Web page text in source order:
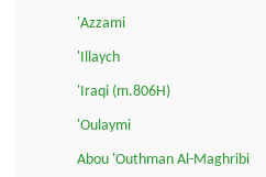
'Azzami
'Illaych
'Iraqi (m.806H)
'Oulaymi
Abou 'Outhman Al-Maghribi